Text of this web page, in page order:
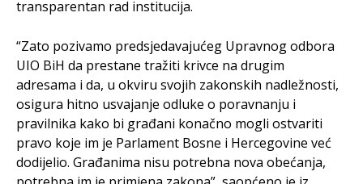
transparentan rad institucija.
“Zato pozivamo predsjedavajućeg Upravnog odbora
UIO BiH da prestane tražiti krivce na drugim
adresama i da, u okviru svojih zakonskih nadležnosti,
osigura hitno usvajanje odluke o poravnanju i
pravilnika kako bi građani konačno mogli ostvariti
pravo koje im je Parlament Bosne i Hercegovine već
dodijelio. Građanima nisu potrebna nova obećanja,